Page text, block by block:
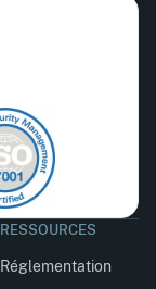
RESSOURCES
Réglementation